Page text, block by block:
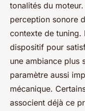
tonalités du
perception sonore
contexte de tuning.
dispositif pour
une ambiance plus
paramètre aussi
mécanique.
associent déjà ce